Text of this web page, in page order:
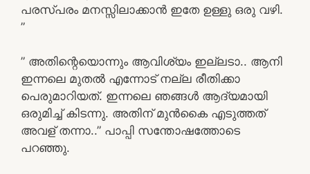
പരസ്പരം മനസ്സിലാക്കാൻ ഇതേ ഉള്ളു ഒരു വഴി.
”
” അതിന്റെയൊന്നും ആവിശ്യം ഇല്ലടാ.. ആനി
ഇന്നലെ മുതൽ എന്നോട് നല്ല രീതിക്കാ
പെരുമാറിയത്. ഇന്നലെ ഞങ്ങൾ ആദ്യമായി
ഒരുമിച്ച് കിടന്നു. അതിന് മുൻകൈ എടുത്തത്
അവള് തന്നാ..” പാപ്പി സന്തോഷത്തോടെ
പറഞ്ഞു.